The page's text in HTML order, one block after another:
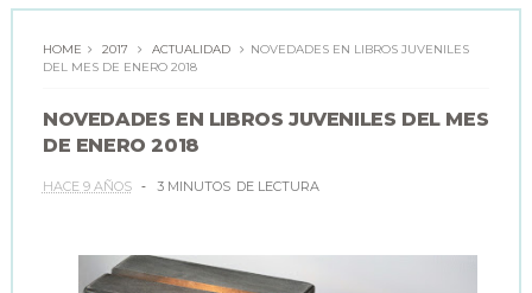
HOME 2017 ACTUALIDAD
NOVEDADES EN LIBROS JUVENILES
DEL MES DE ENERO 2018
NOVEDADES EN LIBROS JUVENILES DEL MES
DE ENERO 2018
HACE 9 AÑOS 3 MINUTOS DE LECTURA